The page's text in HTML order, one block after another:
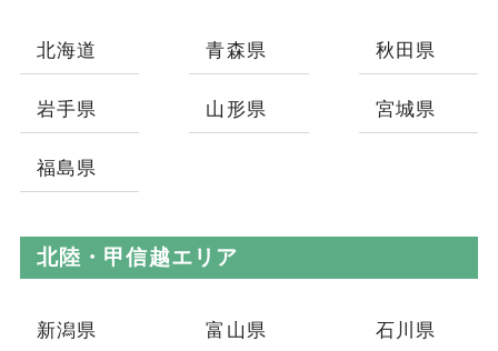
北海道 青森県 秋田県
岩手県 山形県 宮城県
福島県
北陸・甲信越エリア
新潟県 富山県 石川県